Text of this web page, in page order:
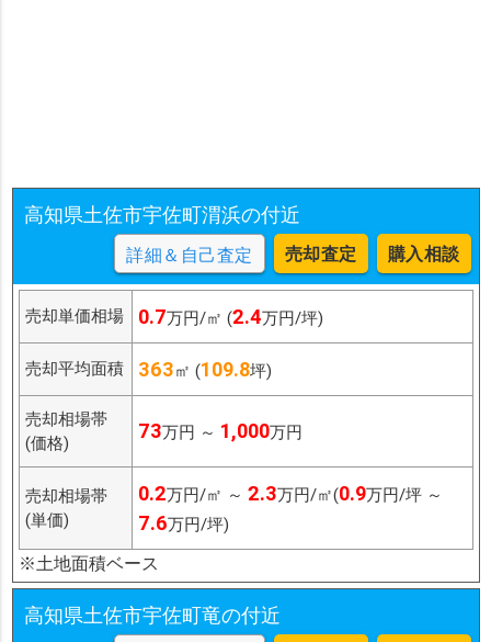
高知県土佐市宇佐町渭浜の付近
詳細＆自己査定 売却査定 購入相談
売却単価相場 0.7万円/㎡ (2.4万円/坪)
売却平均面積 363㎡ (109.8坪)
売却相場帯
(価格)
73万円 ～ 1,000万円
売却相場帯
(単価)
0.2万円/㎡ ～ 2.3万円/㎡(0.9万円/坪 ～
7.6万円/坪)
※土地面積ベース
高知県土佐市宇佐町竜の付近